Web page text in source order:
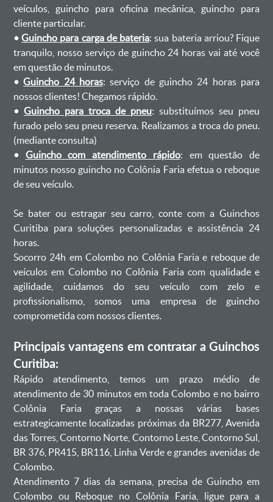
veículos, guincho para oficina mecânica, guincho para
cliente particular.
•Guincho para carga de bateria: sua bateria arriou? Fique
tranquilo, nosso serviço de guincho 24 horas vai até você
em questão de minutos.
•Guincho 24 horas: serviço de guincho 24 horas para
nossos clientes! Chegamos rápido.
• Guincho para troca de pneu: substituímos seu pneu
furado pelo seu pneu reserva. Realizamos a troca do pneu.
(mediante consulta)
• Guincho com atendimento rápido: em questão de
minutos nosso guincho no Colônia Faria efetua o reboque
de seu veículo.
Se bater ou estragar seu carro, conte com a Guinchos
Curitiba para soluções personalizadas e assistência 24
horas.
Socorro 24h em Colombo no Colônia Faria e reboque de
veículos em Colombo no Colônia Faria com qualidade e
agilidade, cuidamos do seu veículo com zelo e
profissionalismo, somos uma empresa de guincho
comprometida com nossos clientes.
Principais vantagens em contratar a Guinchos
Curitiba:
Rápido atendimento, temos um prazo médio de
atendimento de 30 minutos em toda Colombo e no bairro
Colônia Faria graças a nossas várias bases
estrategicamente localizadas próximas da BR277, Avenida
das Torres, Contorno Norte, Contorno Leste, Contorno Sul,
BR 376, PR415, BR116, Linha Verde e grandes avenidas de
Colombo.
Atendimento 7 dias da semana, precisa de Guincho em
Colombo ou Reboque no Colônia Faria, ligue para a